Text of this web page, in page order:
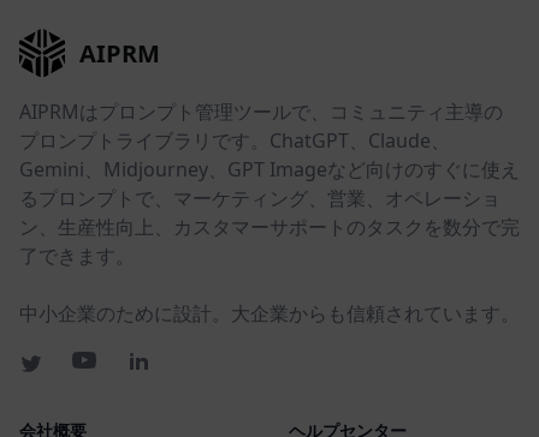
AIPRM
AIPRMはプロンプト管理ツールで、コミュニティ主導の
プロンプトライブラリです。ChatGPT、Claude、
Gemini、Midjourney、GPT Imageなど向けのすぐに使え
るプロンプトで、マーケティング、営業、オペレーショ
ン、生産性向上、カスタマーサポートのタスクを数分で完
了できます。
中小企業のために設計。大企業からも信頼されています。
会社概要 ヘルプセンター